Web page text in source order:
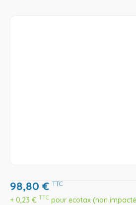
98,80 € TTC
+ 0,23 € TTC pour ecotax (non